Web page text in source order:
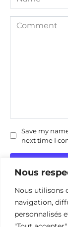
Nous
Nous utilisons
navigation,
personnalisés
Comment
Save my
next time I